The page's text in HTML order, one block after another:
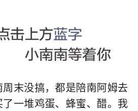
末没搞，都是陪南阿姆去
一堆鸡蛋、蜂蜜、醋。我